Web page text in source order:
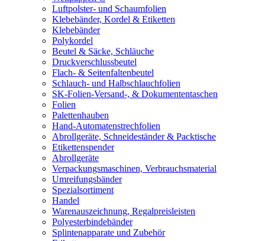
Luftpolster- und Schaumfolien
Klebebänder, Kordel & Etiketten
Klebebänder
Polykordel
Beutel & Säcke, Schläuche
Druckverschlussbeutel
Flach- & Seitenfaltenbeutel
Schlauch- und Halbschlauchfolien
SK-Folien-Versand-, & Dokumententaschen
Folien
Palettenhauben
Hand-Automatenstrechfolien
Abrollgeräte, Schneideständer & Packtische
Etikettenspender
Abrollgeräte
Verpackungsmaschinen, Verbrauchsmaterial
Umreifungsbänder
Spezialsortiment
Handel
Warenauszeichnung, Regalpreisleisten
Polyesterbindebänder
Splintenapparate und Zubehör